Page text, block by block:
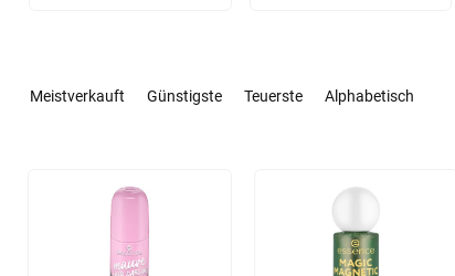
Meistverkauft Günstigste Teuerste Alphabetisch